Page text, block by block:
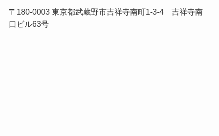
〒180-0003 東京都武蔵野市吉祥寺南町1-3-4 吉祥寺南
口ビル63号